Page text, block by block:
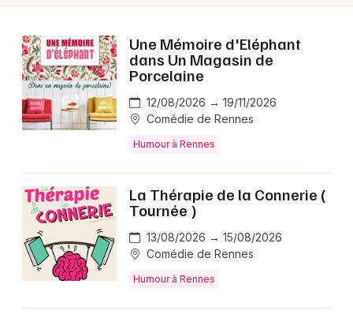
Une Mémoire d'Eléphant
dans Un Magasin de
Porcelaine
12/08/2026 → 19/11/2026
Comédie de Rennes
Humour à Rennes
La Thérapie de la Connerie (
Tournée )
13/08/2026 → 15/08/2026
Comédie de Rennes
Humour à Rennes